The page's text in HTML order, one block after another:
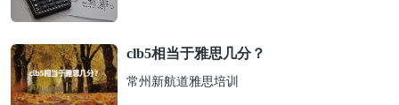
clb5相当于雅思几分？
常州新航道雅思培训